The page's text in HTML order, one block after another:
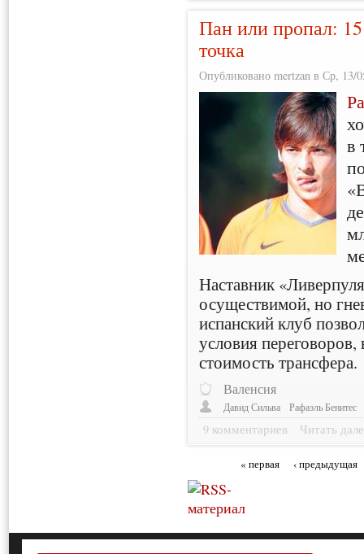
Пан или пропал:
точка
Опубликовано mertzan в Ср, 13/
в
Наставник
осуществимой, но
испанский клуб
условия
стоимость трансфера.
Валенсия
Давид Сильва Рафаэль Бенитес
9 комментариев Читать
« первая ‹ предыдущая